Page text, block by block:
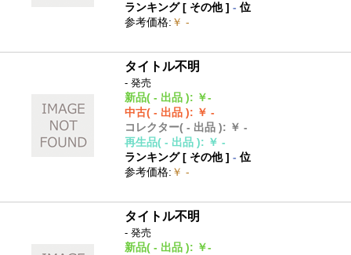
ランキング [ その他]- 位
参考価格: ￥ -
タイトル不明
- 発売
新品( - 出品 ): ￥-
中古( - 出品 ): ￥ -
コレクター( - 出品 ): ￥ -
再生品( - 出品 ): ￥ -
ランキング [ その他]- 位
参考価格: ￥ -
タイトル不明
- 発売
新品( - 出品 ): ￥-